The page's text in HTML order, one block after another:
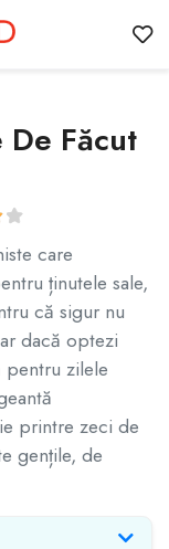
Făcut
care
ținutele sale,
că sigur nu
dacă optezi
zilele
printre zeci de
gențile, de